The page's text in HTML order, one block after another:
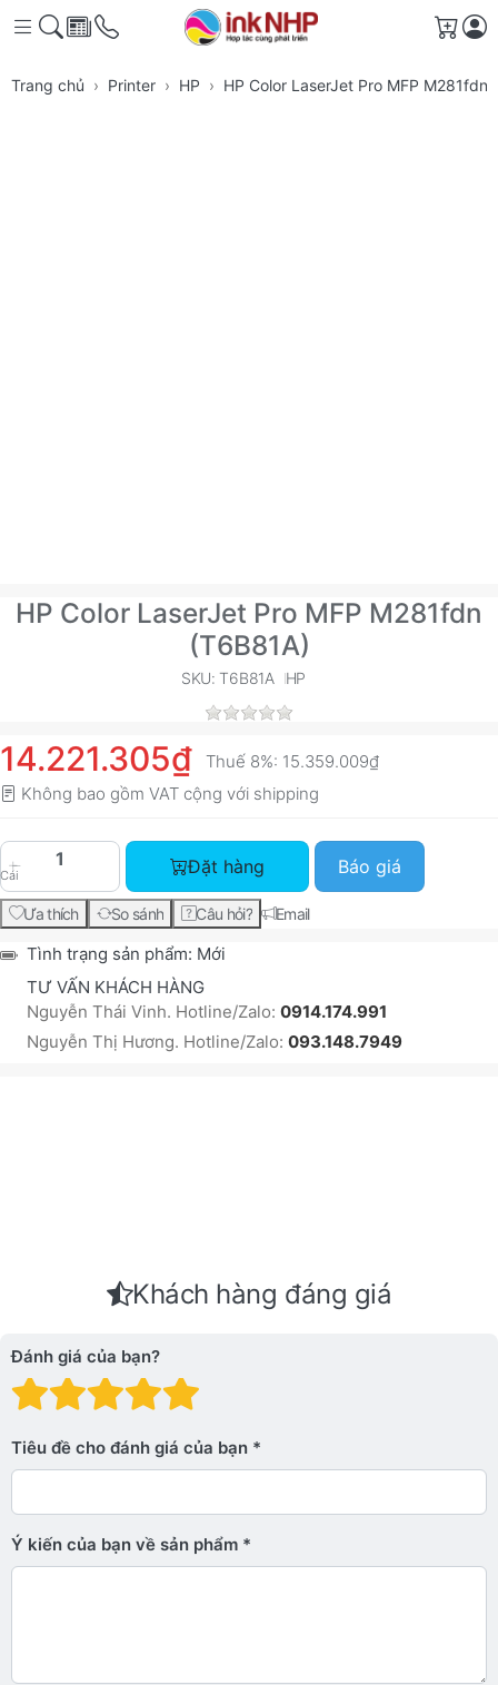
Giỏ
Trang chủ Printer HP HP Color LaserJet Pro MFP M281fdn
HP Color LaserJet Pro MFP M281fdn
(T6B81A)
SKU: T6B81A HP
14.221.305₫ Thuế 8%: 15.359.009₫
Không bao gồm VAT cộng với shipping
Cái
HP Color LaserJet Pro MFP M281fdn (T6B81A)
Đặt hàng Báo giá
Ưa thích So sánh Câu hỏi? Email
Tình trạng sản phẩm: Mới
TƯ VẤN KHÁCH HÀNG
Nguyễn Thái Vinh. Hotline/Zalo: 0914.174.991
Nguyễn Thị Hương. Hotline/Zalo: 093.148.7949
Khách hàng đáng giá
Đánh giá của bạn?
Đánh giá: 4 trên 5
Đánh giá: 3 trên 5 sao.
Đánh giá: 2 trên 5 sao.
Đánh giá: 1 trên 5 sao. Xấu
Tiêu đề cho đánh giá của bạn
Ý kiến ​​của bạn về sản phẩm